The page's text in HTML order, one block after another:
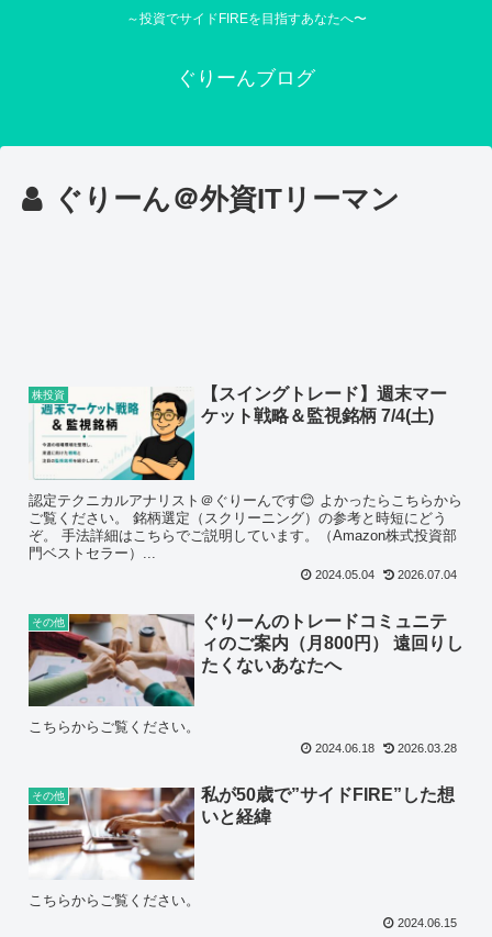
～投資でサイドFIREを目指すあなたへ〜
ぐりーんブログ
ぐりーん＠外資ITリーマン
株投資
【スイングトレード】週末マー
ケット戦略＆監視銘柄 7/4(土)
認定テクニカルアナリスト＠ぐりーんです😊 よかったらこちらから
ご覧ください。 銘柄選定（スクリーニング）の参考と時短にどう
ぞ。 手法詳細はこちらでご説明しています。（Amazon株式投資部
門ベストセラー）...
2024.05.04 2026.07.04
その他
ぐりーんのトレードコミュニテ
ィのご案内（月800円） 遠回りし
たくないあなたへ
こちらからご覧ください。
2024.06.18 2026.03.28
その他
私が50歳で”サイドFIRE”した想
いと経緯
こちらからご覧ください。
2024.06.15